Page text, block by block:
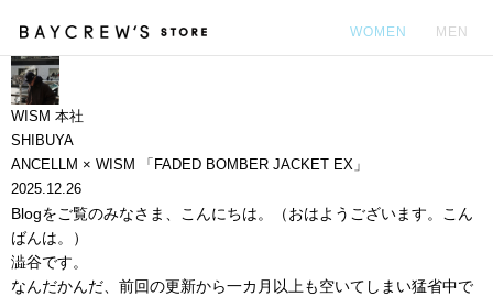
WOMEN MEN
WISM 本社
SHIBUYA
ANCELLM × WISM 「FADED BOMBER JACKET EX」
2025.12.26
Blogをご覧のみなさま、こんにちは。（おはようございます。こん
ばんは。）
澁谷です。
なんだかんだ、前回の更新から一カ月以上も空いてしまい猛省中で